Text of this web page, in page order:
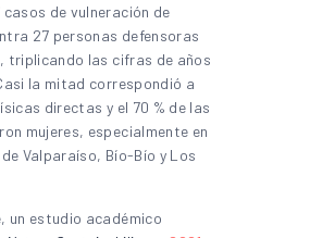
de vulneración de
27 personas defensoras
triplicando las cifras de años
la mitad correspondió a
directas y el 70 % de las
mujeres, especialmente en
Valparaíso, Bío-Bío y Los
un estudio académico